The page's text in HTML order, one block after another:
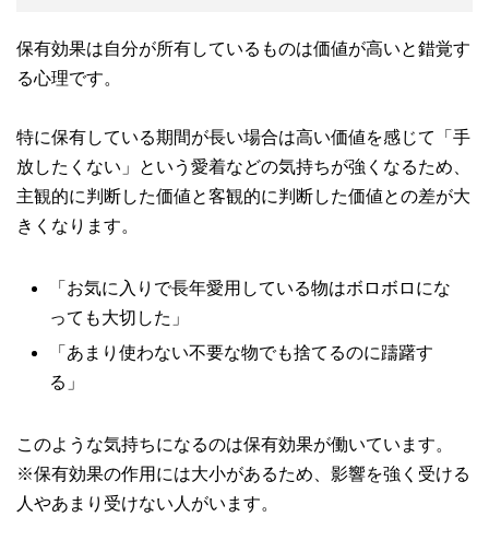
保有効果は自分が所有しているものは価値が高いと錯覚す
る心理です。
特に保有している期間が長い場合は高い価値を感じて「手
放したくない」という愛着などの気持ちが強くなるため、
主観的に判断した価値と客観的に判断した価値との差が大
きくなります。
「お気に入りで長年愛用している物はボロボロにな
っても大切した」
「あまり使わない不要な物でも捨てるのに躊躇す
る」
このような気持ちになるのは保有効果が働いています。
※保有効果の作用には大小があるため、影響を強く受ける
人やあまり受けない人がいます。